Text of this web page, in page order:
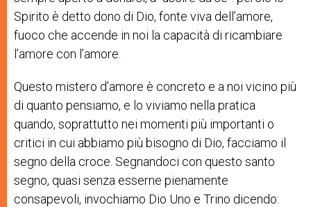
Spirito è detto dono di Dio, fonte viva dell’amore,
fuoco che accende in noi la capacità di ricambiare
l’amore con l’amore.
Questo mistero d’amore è concreto e a noi vicino più
di quanto pensiamo, e lo viviamo nella pratica
quando, soprattutto nei momenti più importanti o
critici in cui abbiamo più bisogno di Dio, facciamo il
segno della croce. Segnandoci con questo santo
segno, quasi senza esserne pienamente
consapevoli, invochiamo Dio Uno e Trino dicendo: